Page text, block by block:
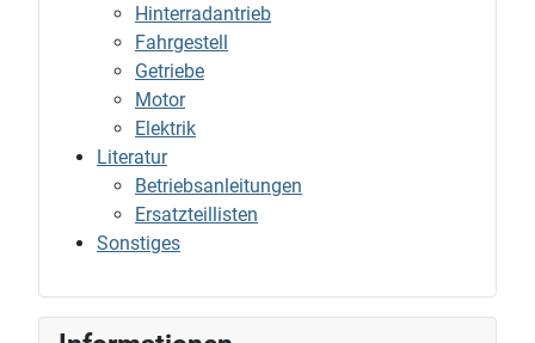
Hinterradantrieb
Fahrgestell
Getriebe
Motor
Elektrik
Literatur
Betriebsanleitungen
Ersatzteillisten
Sonstiges